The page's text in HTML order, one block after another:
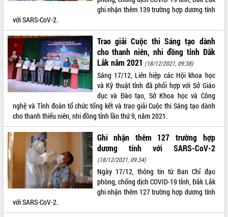
VIDEO
ghi nhận thêm 139 trường hợp dương tính
với SARS-CoV-2.
Trao giải Cuộc thi Sáng tạo dành
cho thanh niên, nhi đồng tỉnh Đắk
Lắk năm 2021 (18/12/2021, 09:38)
Sáng 17/12, Liên hiệp các Hội khoa học
và Kỹ thuật tỉnh đã phối hợp với Sở Giáo
dục và Đào tạo, Sở Khoa học và Công
nghệ và Tỉnh đoàn tổ chức tổng kết và trao giải Cuộc thi Sáng tạo dành
cho thanh thiếu niên, nhi đồng tỉnh lần thứ 9, năm 2021.
Ghi nhận thêm 127 trường hợp
dương tính với SARS-CoV-2
(18/12/2021, 09:34)
Ngày 17/12, thông tin từ Ban Chỉ đạo
phòng, chống dịch COVID-19 tỉnh, Đắk Lắk
ghi nhận thêm 127 trường hợp dương tính
với SARS-CoV-2.